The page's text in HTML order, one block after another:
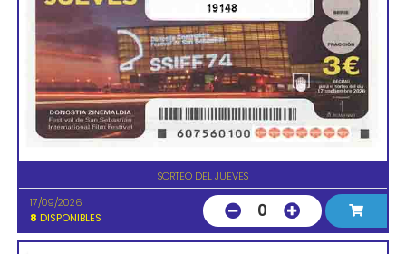
19148
SORTEO DEL JUEVES
17/09/2026
8 DISPONIBLES 0